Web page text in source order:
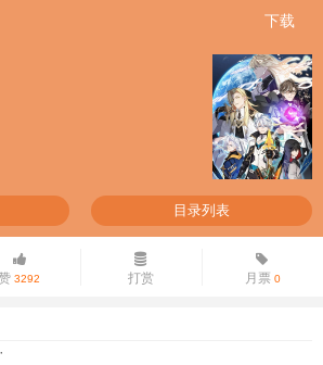
下载
目录列表
3292 打赏 月票0